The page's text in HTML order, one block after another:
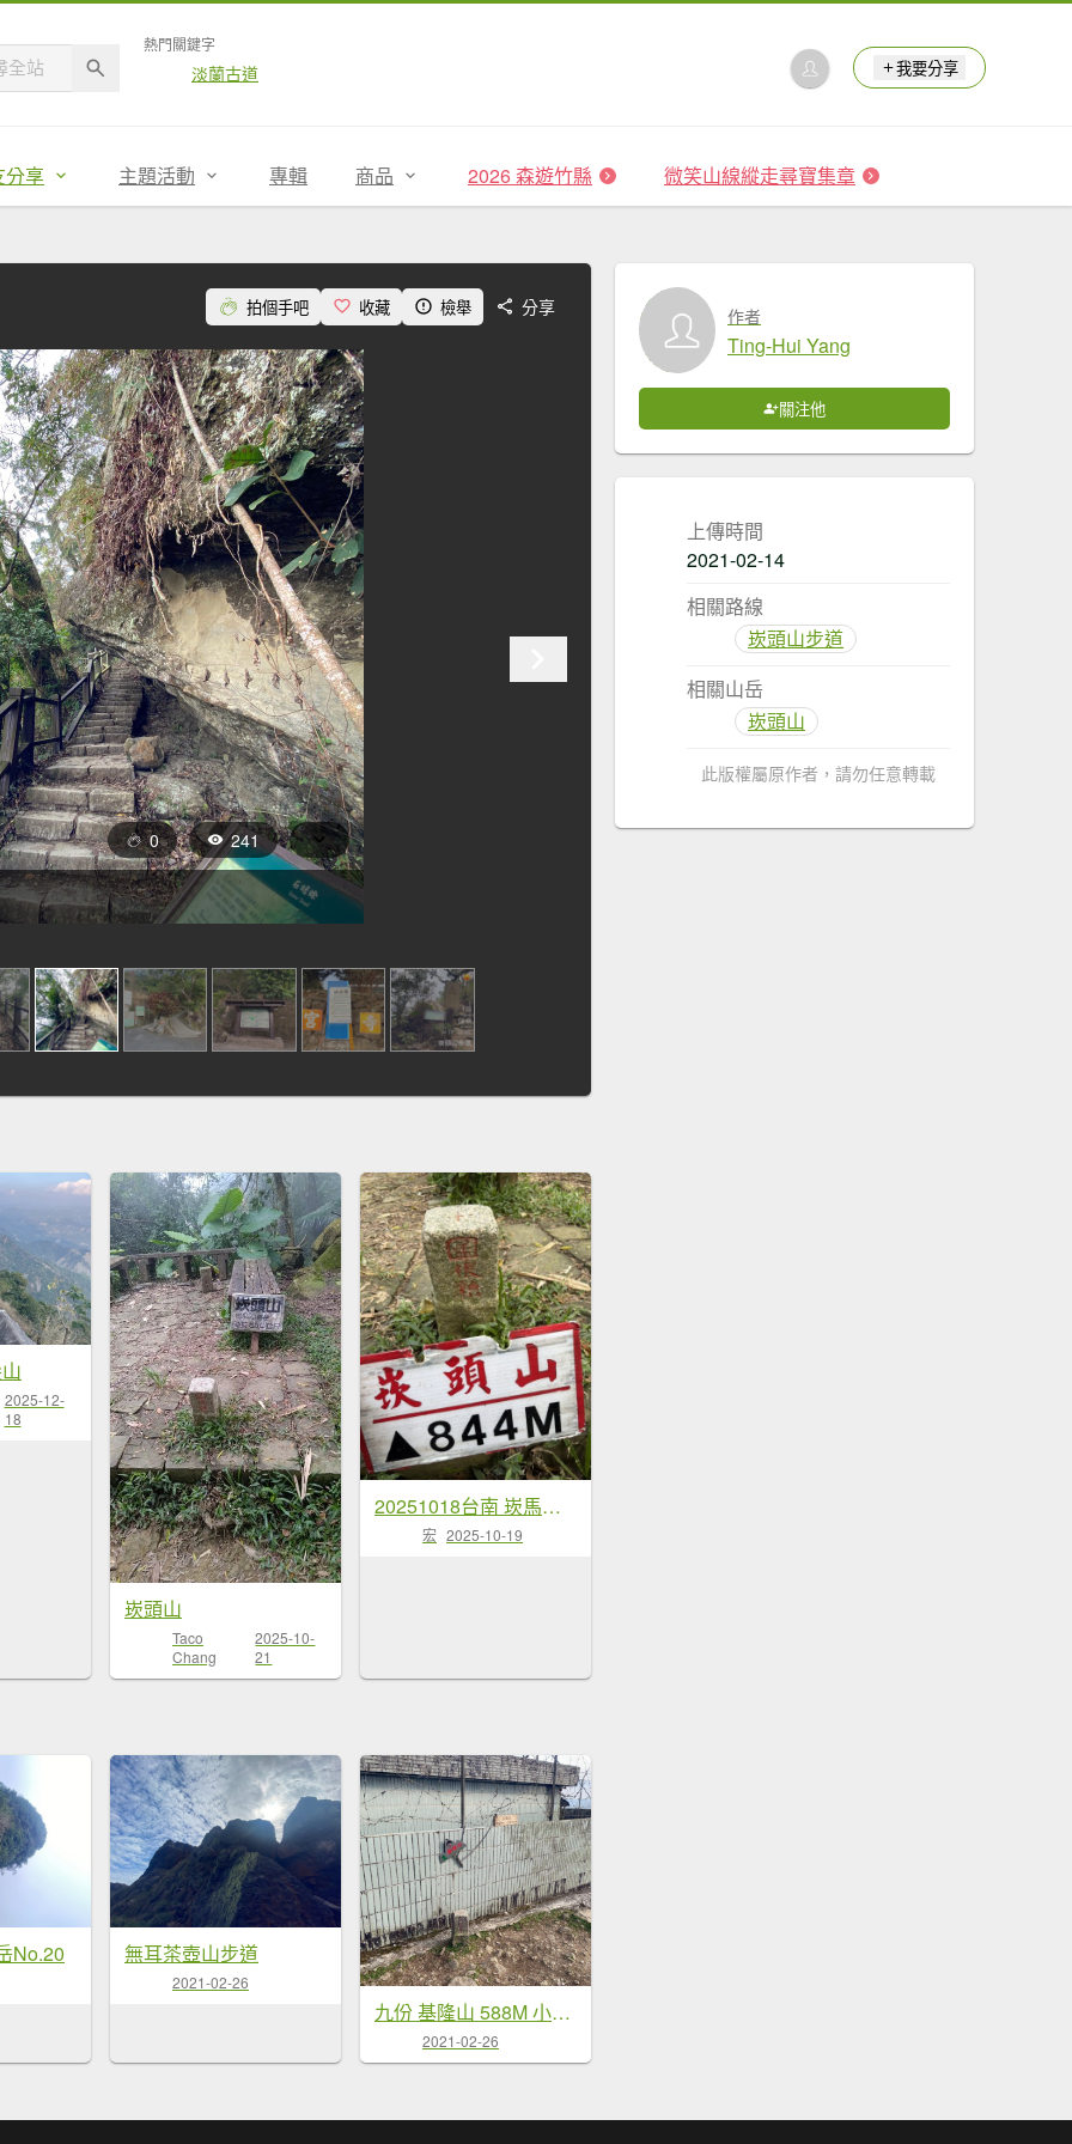
熱門關鍵字
淡蘭古道 我要分享
分享 主題活動 專輯 商品 2026 森遊竹縣 微笑山線縱走尋寶集章
拍個手吧 收藏 檢舉 分享
0 241
2025-12-
18
崁頭山
Taco
Chang
2025-10-
21
20251018台南 崁馬鞍部啟登崁頭山
宏 2025-10-19
No.20 無耳茶壺山步道
2021-02-26
九份 基隆山 588M 小百岳#6
2021-02-26
作者
Ting-Hui Yang
關注他
上傳時間
2021-02-14
相關路線
崁頭山步道
相關山岳
崁頭山
此版權屬原作者，請勿任意轉載